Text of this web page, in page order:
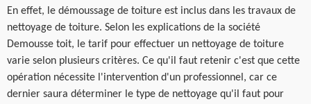
En effet, le démoussage de toiture est inclus dans les travaux de
nettoyage de toiture. Selon les explications de la société
Demousse toit, le tarif pour effectuer un nettoyage de toiture
varie selon plusieurs critères. Ce qu'il faut retenir c'est que cette
opération nécessite l'intervention d'un professionnel, car ce
dernier saura déterminer le type de nettoyage qu'il faut pour